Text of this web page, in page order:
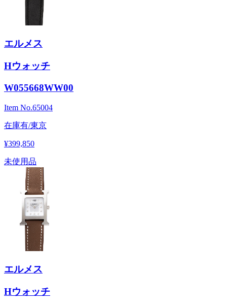
エルメス
Hウォッチ
W055668WW00
Item No.65004
在庫有/東京
¥399,850
未使用品
エルメス
Hウォッチ